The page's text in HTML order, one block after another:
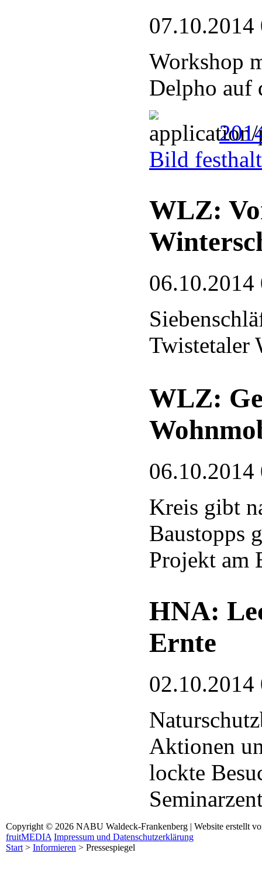
07.10.2014
Workshop
Delpho auf
Bild
WLZ:
06.10.2014
Twistetaler
WLZ:
06.10.2014
Kreis gibt
Baustopps
Projekt am
HNA:
Ernte
02.10.2014
Aktionen
lockte
Copyright © 2026 NABU Waldeck-Frankenberg | Website erstellt
fruitMEDIA Impressum und Datenschutzerklärung
Start > Informieren > Pressespiegel